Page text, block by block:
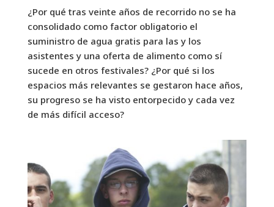
¿Por qué tras veinte años de recorrido no se ha
consolidado como factor obligatorio el
suministro de agua gratis para las y los
asistentes y una oferta de alimento como sí
sucede en otros festivales? ¿Por qué si los
espacios más relevantes se gestaron hace años,
su progreso se ha visto entorpecido y cada vez
de más difícil acceso?